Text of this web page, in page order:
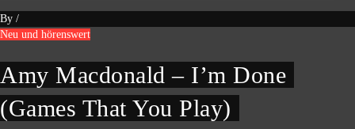
By /
Neu und hörenswert
Amy Macdonald – I’m Done
(Games That You Play)